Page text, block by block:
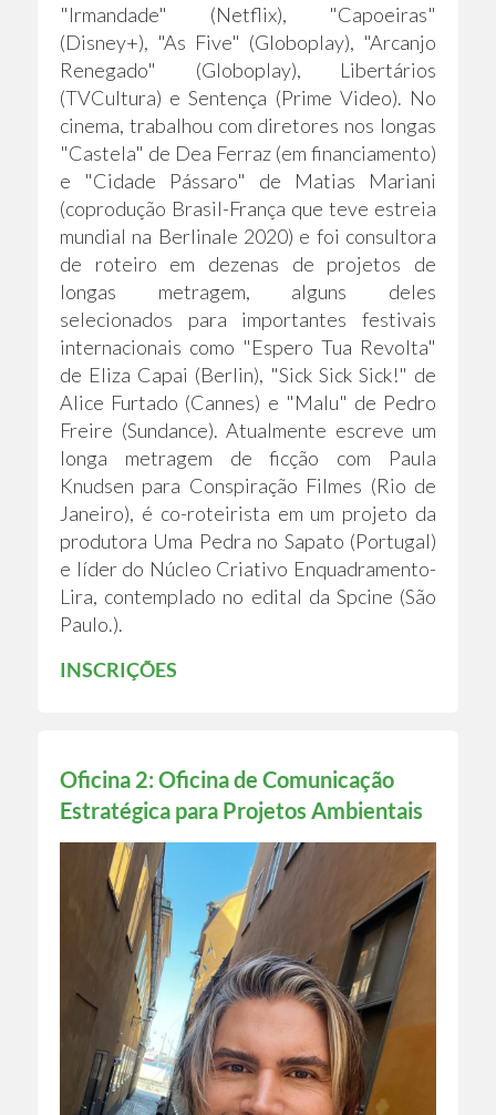
"Irmandade" (Netflix), "Capoeiras"
(Disney+), "As Five" (Globoplay), "Arcanjo
Renegado" (Globoplay), Libertários
(TVCultura) e Sentença (Prime Video). No
cinema, trabalhou com diretores nos longas
"Castela" de Dea Ferraz (em financiamento)
e "Cidade Pássaro" de Matias Mariani
(coprodução Brasil-França que teve estreia
mundial na Berlinale 2020) e foi consultora
de roteiro em dezenas de projetos de
longas metragem, alguns deles
selecionados para importantes festivais
internacionais como "Espero Tua Revolta"
de Eliza Capai (Berlin), "Sick Sick Sick!" de
Alice Furtado (Cannes) e "Malu" de Pedro
Freire (Sundance). Atualmente escreve um
longa metragem de ficção com Paula
Knudsen para Conspiração Filmes (Rio de
Janeiro), é co-roteirista em um projeto da
produtora Uma Pedra no Sapato (Portugal)
e líder do Núcleo Criativo Enquadramento-
Lira, contemplado no edital da Spcine (São
Paulo.).
INSCRIÇÕES
Oficina 2: Oficina de Comunicação
Estratégica para Projetos Ambientais